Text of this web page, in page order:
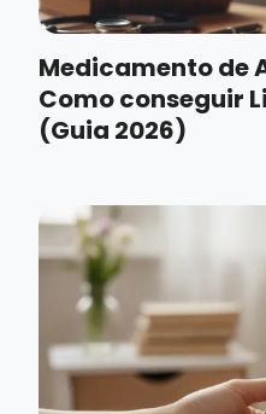
Medicamento de
Como conseguir
(Guia 2026)